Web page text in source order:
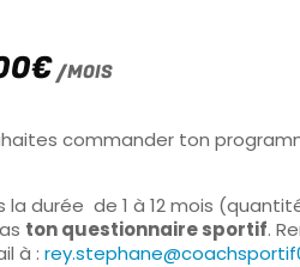
€/MOIS
commander ton
la durée de 1 à 12 mois
ton questionnaire sportif.
à :